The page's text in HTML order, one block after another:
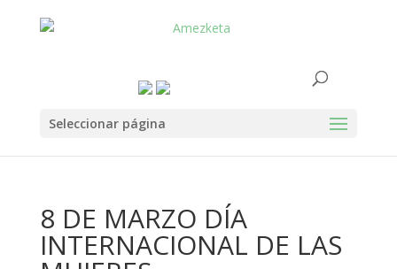
Seleccionar página
8 DE MARZO DÍA
INTERNACIONAL DE LAS